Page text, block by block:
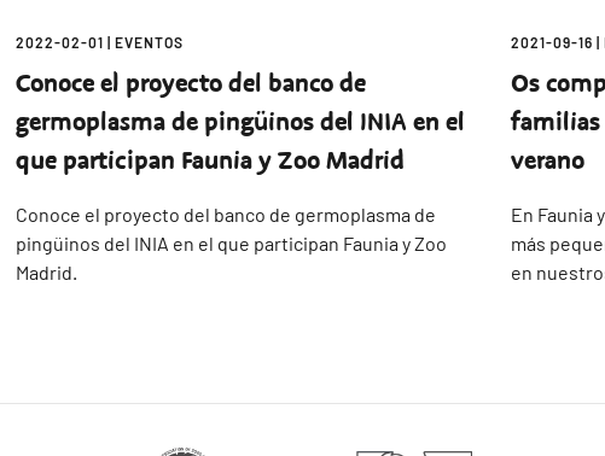
2022-02-01 EVENTOS
Conoce el proyecto del banco de
germoplasma de pingüinos del INIA en el
que participan Faunia y Zoo Madrid
Conoce el proyecto del banco de germoplasma de
pingüinos del INIA en el que participan Faunia y Zoo
Madrid.
2021-09-16
Os
familias
verano
En Faunia
más
en